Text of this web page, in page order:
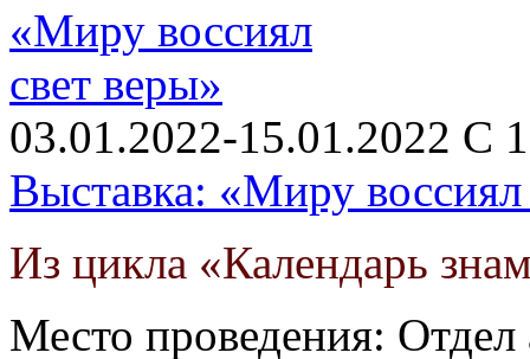
03.01.2022-15.01.2022 С
Выставка: «Миру воссиял
Из цикла «Календарь
Место проведения: Отдел